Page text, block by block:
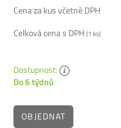
Cena za kus včetně DPH
Celková cena s DPH(1ks)
Dostupnost:
Do 6 týdnů
OBJEDNAT